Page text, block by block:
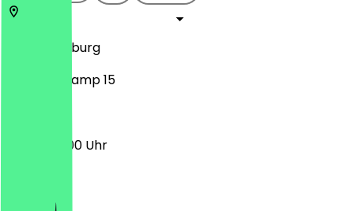
Duisburg
Im Birkenkamp 15
16:00 - 22:00 Uhr